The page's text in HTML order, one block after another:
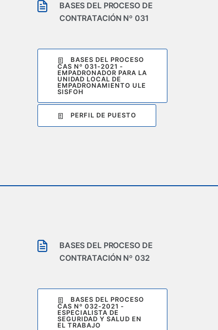
BASES DEL PROCESO DE
CONTRATACIÓN Nº 031
BASES DEL PROCESO
CAS Nº 031-2021 -
EMPADRONADOR PARA LA
UNIDAD LOCAL DE
EMPADRONAMIENTO ULE
SISFOH
PERFIL DE PUESTO
BASES DEL PROCESO DE
CONTRATACIÓN Nº 032
BASES DEL PROCESO
CAS Nº 032-2021 -
ESPECIALISTA DE
SEGURIDAD Y SALUD EN
EL TRABAJO